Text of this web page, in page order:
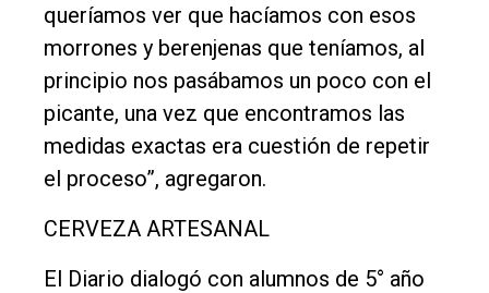
queríamos ver que hacíamos con esos
morrones y berenjenas que teníamos, al
principio nos pasábamos un poco con el
picante, una vez que encontramos las
medidas exactas era cuestión de repetir
el proceso”, agregaron.
CERVEZA ARTESANAL
El Diario dialogó con alumnos de 5° año